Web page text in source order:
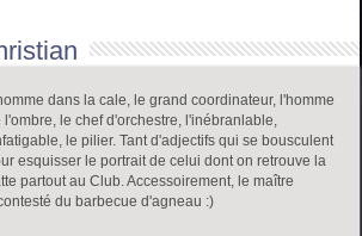
dans la cale, le grand coordinateur, l'homme
l'ombre, le chef d'orchestre, l'inébranlable,
le pilier. Tant d'adjectifs qui se bousculent
esquisser le portrait de celui dont on retrouve la
partout au Club. Accessoirement, le maître
du barbecue d'agneau :)